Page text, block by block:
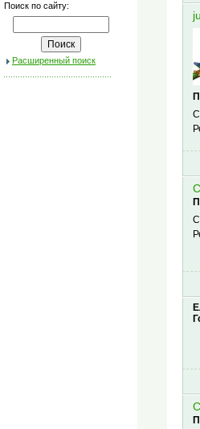
Поиск по сайту:
Расширенный поиск